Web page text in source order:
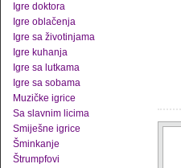
Igre doktora
Igre oblačenja
Igre sa životinjama
Igre kuhanja
Igre sa lutkama
Igre sa sobama
Muzičke igrice
Sa slavnim licima
Smiješne igrice
Šminkanje
Štrumpfovi